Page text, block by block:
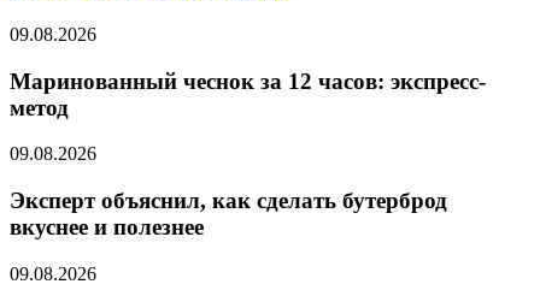
09.08.2026
Маринованный чеснок за 12 часов: экспресс-
метод
09.08.2026
Эксперт объяснил, как сделать бутерброд
вкуснее и полезнее
09.08.2026